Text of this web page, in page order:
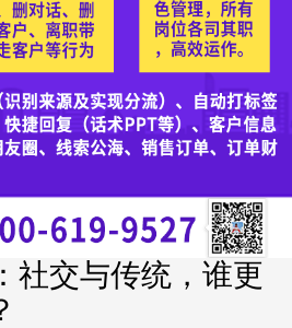
社交与传统，谁更